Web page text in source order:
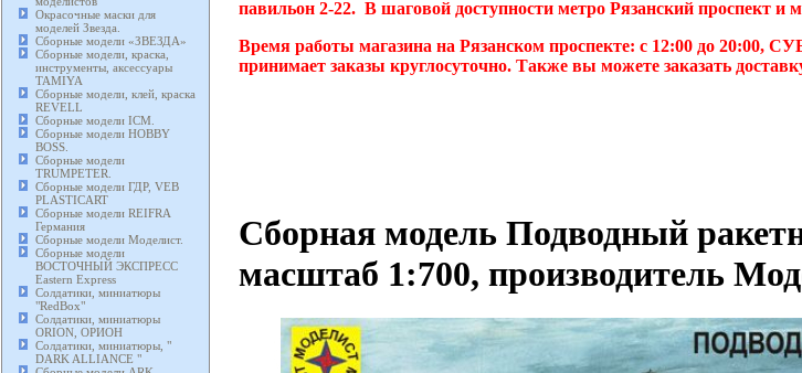
Окрасочные маски для
моделей Звезда.
Сборные модели «ЗВЕЗДА»
Сборные модели, краска,
инструменты, аксессуары
TAMIYA
Сборные модели, клей, краска
REVELL
Сборные модели ICM.
Сборные модели HOBBY
BOSS.
Сборные модели
TRUMPETER.
Сборные модели ГДР, VEB
PLASTICART
Сборные модели REIFRA
Германия
Сборные модели Моделист.
Сборные модели
ВОСТОЧНЫЙ ЭКСПРЕСС
Eastern Express
Солдатики, миниатюры
"RedBox"
Солдатики, миниатюры
ORION, ОРИОН
Солдатики, миниатюры, "
DARK ALLIANCE "
павильон 2-22. В шаговой доступности метро Рязанский проспект и
Время работы магазина на Рязанском проспекте: с 12:00 до 20:00,
принимает заказы круглосуточно. Также вы можете заказать
Сборная модель Подводный
масштаб 1:700, производитель